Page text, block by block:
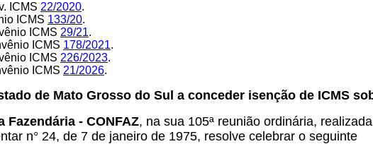
ICMS 22/2020.
ICMS 133/20.
ICMS 29/21.
ICMS 178/2021.
ICMS 226/2023.
ICMS 21/2026.
de Mato Grosso do Sul a conceder isenção de ICMS
- CONFAZ, na sua 105ª reunião ordinária,
n° 24, de 7 de janeiro de 1975, resolve celebrar o seguinte